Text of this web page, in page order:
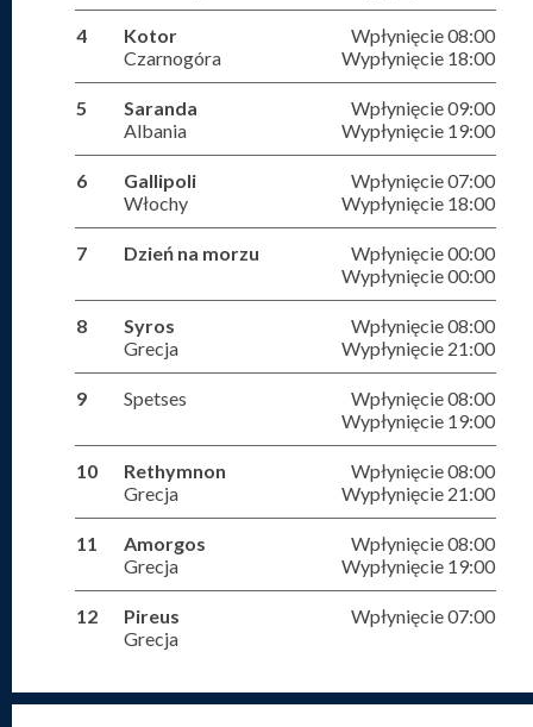
4
Kotor
Czarnogóra
Wpłynięcie 08:00
Wypłynięcie 18:00
5
Saranda
Albania
Wpłynięcie 09:00
Wypłynięcie 19:00
6
Gallipoli
Włochy
Wpłynięcie 07:00
Wypłynięcie 18:00
7 Dzień na morzu
Wpłynięcie 00:00
Wypłynięcie 00:00
8
Syros
Grecja
Wpłynięcie 08:00
Wypłynięcie 21:00
9 Spetses
Wpłynięcie 08:00
Wypłynięcie 19:00
10
Rethymnon
Grecja
Wpłynięcie 08:00
Wypłynięcie 21:00
11
Amorgos
Grecja
Wpłynięcie 08:00
Wypłynięcie 19:00
12
Pireus
Grecja
Wpłynięcie 07:00